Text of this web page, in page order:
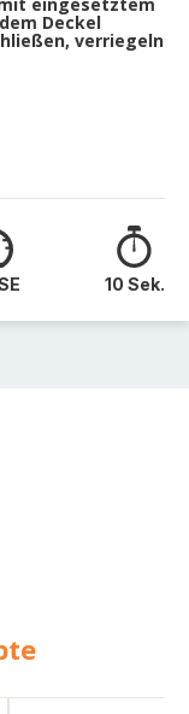
Deckel
verriegeln
10 Sek.